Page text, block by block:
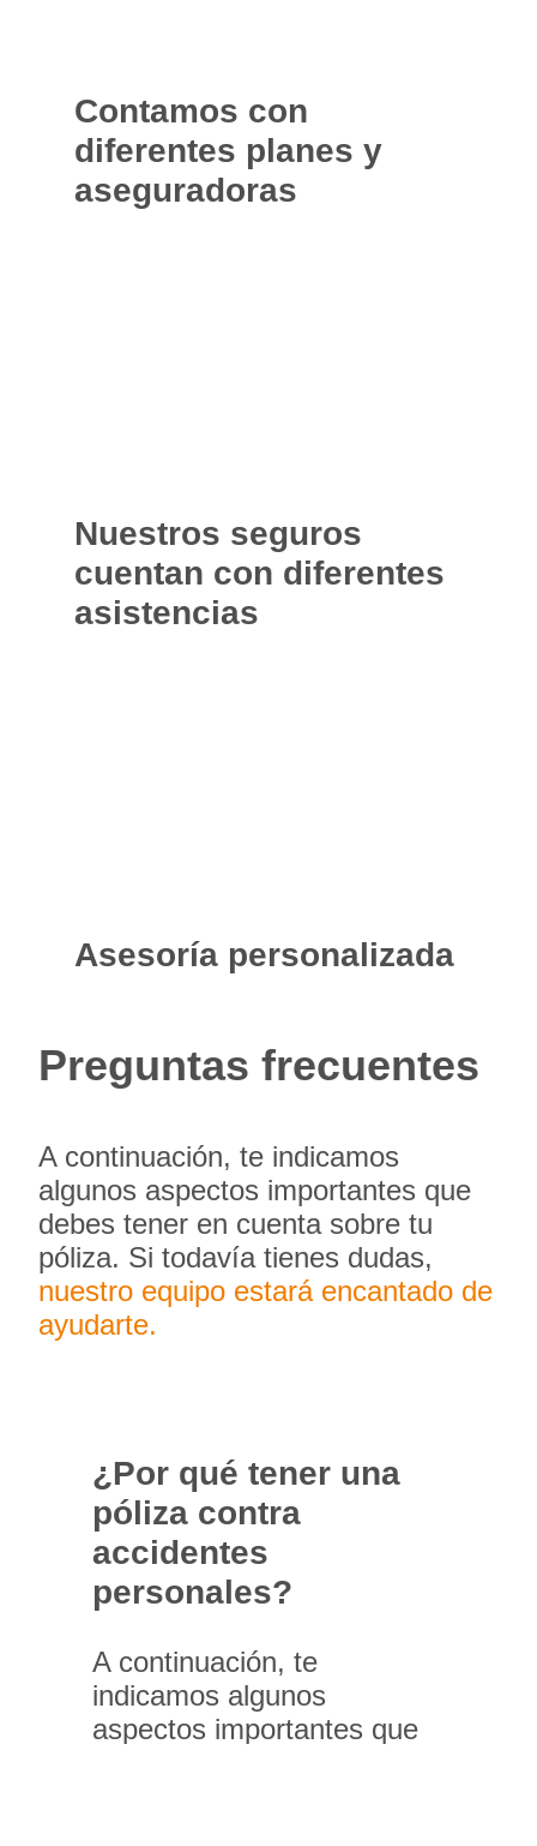
Contamos con
diferentes planes y
aseguradoras
Nuestros seguros
cuentan con diferentes
asistencias
Asesoría personalizada
Preguntas frecuentes
A continuación, te indicamos
algunos aspectos importantes que
debes tener en cuenta sobre tu
póliza. Si todavía tienes dudas,
nuestro equipo estará encantado de
ayudarte.
¿Por qué tener una
póliza contra
accidentes
personales?
A continuación, te
indicamos algunos
aspectos importantes que